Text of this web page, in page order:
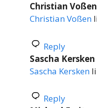
Christian Voßen
Christian Voßen
Reply
Sascha Kersken
Sascha Kersken
Reply